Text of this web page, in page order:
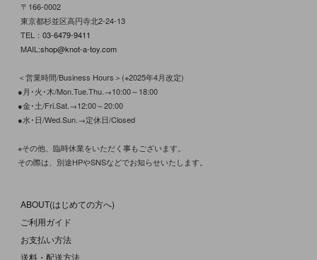
〒166-0002
東京都杉並区高円寺北2-24-13
TEL： 03-6479-9411
MAIL:shop@knot-a-toy.com
＜営業時間/Business Hours＞(※2025年4月改定)
●月･火･木/Mon.Tue.Thu.→10:00～18:00
●金･土/Fri.Sat.→12:00～20:00
●水･日/Wed.Sun.→定休日/Closed
※その他、臨時休業をいただく事もございます。
その際は、別途HPやSNSなどでお知らせいたします。
ABOUT(はじめての方へ)
ご利用ガイド
お支払い方法
送料・配送方法